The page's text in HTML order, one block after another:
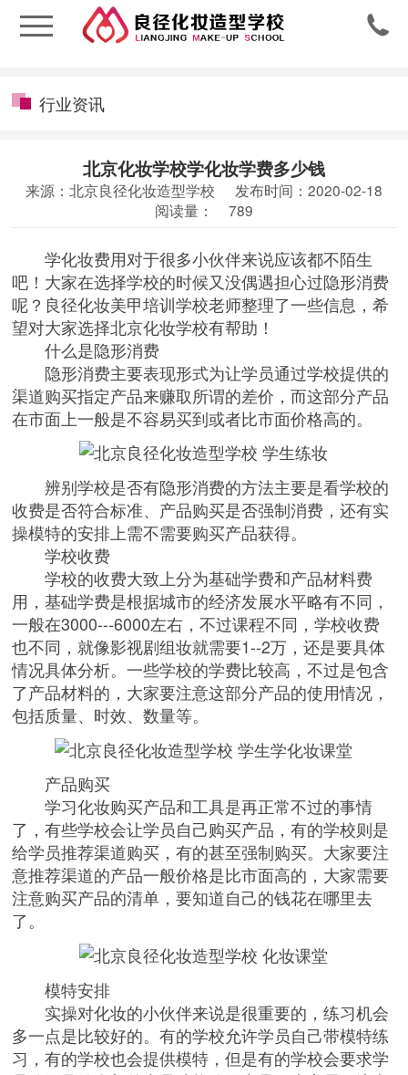

行业资讯
北京化妆学校学化妆学费多少钱
来源：北京良径化妆造型学校
发布时间：2020-02-18
阅读量：
789
学化妆费用对于很多小伙伴来说应该都不陌生
吧！大家在选择学校的时候又没偶遇担心过隐形消费
呢？良径化妆美甲培训学校老师整理了一些信息，希
望对大家选择北京化妆学校有帮助！
什么是隐形消费
隐形消费主要表现形式为让学员通过学校提供的
渠道购买指定产品来赚取所谓的差价，而这部分产品
在市面上一般是不容易买到或者比市面价格高的。
辨别学校是否有隐形消费的方法主要是看学校的
收费是否符合标准、产品购买是否强制消费，还有实
操模特的安排上需不需要购买产品获得。
学校收费
学校的收费大致上分为基础学费和产品材料费
用，基础学费是根据城市的经济发展水平略有不同，
一般在3000---6000左右，不过课程不同，学校收费
也不同，就像影视剧组妆就需要1--2万，还是要具体
情况具体分析。一些学校的学费比较高，不过是包含
了产品材料的，大家要注意这部分产品的使用情况，
包括质量、时效、数量等。
产品购买
学习化妆购买产品和工具是再正常不过的事情
了，有些学校会让学员自己购买产品，有的学校则是
给学员推荐渠道购买，有的甚至强制购买。大家要注
意推荐渠道的产品一般价格是比市面高的，大家需要
注意购买产品的清单，要知道自己的钱花在哪里去
了。
模特安排
实操对化妆的小伙伴来说是很重要的，练习机会
多一点是比较好的。有的学校允许学员自己带模特练
习，有的学校也会提供模特，但是有的学校会要求学